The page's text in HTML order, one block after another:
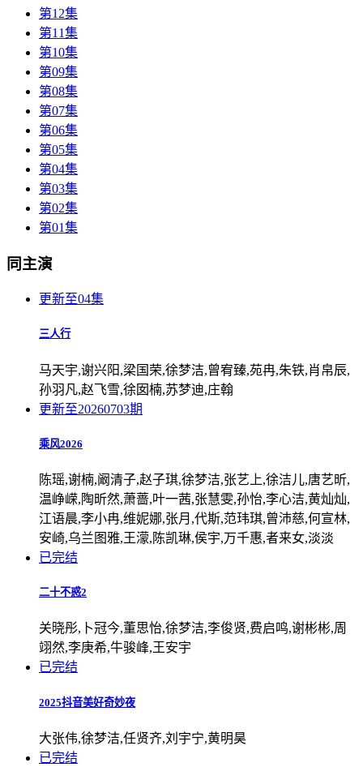
第12集
第11集
第10集
第09集
第08集
第07集
第06集
第05集
第04集
第03集
第02集
第01集
同主演
更新至04集
三人行
马天宇,谢兴阳,梁国荣,徐梦洁,曾宥臻,苑冉,朱铁,肖帛辰,
孙羽凡,赵飞雪,徐囡楠,苏梦迪,庄翰
更新至20260703期
乘风2026
陈瑶,谢楠,阚清子,赵子琪,徐梦洁,张艺上,徐洁儿,唐艺昕,
温峥嵘,陶昕然,萧蔷,叶一茜,张慧雯,孙怡,李心洁,黄灿灿,
江语晨,李小冉,维妮娜,张月,代斯,范玮琪,曾沛慈,何宣林,
安崎,乌兰图雅,王濛,陈凯琳,侯宇,万千惠,者来女,淡淡
已完结
二十不惑2
关晓彤,卜冠今,董思怡,徐梦洁,李俊贤,费启鸣,谢彬彬,周
翊然,李庚希,牛骏峰,王安宇
已完结
2025抖音美好奇妙夜
大张伟,徐梦洁,任贤齐,刘宇宁,黄明昊
已完结